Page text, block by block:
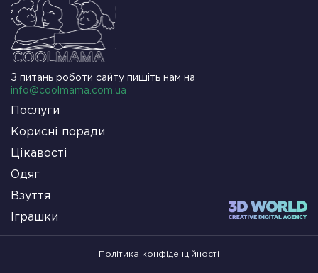
З питань роботи сайту пишіть нам на
info@coolmama.com.ua
Послуги
Корисні поради
Цікавості
Одяг
Взуття
Іграшки
Політика конфіденційності